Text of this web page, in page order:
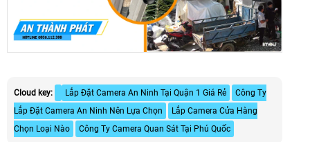
Cloud key: Lắp Đặt Camera An Ninh Tại Quận 1 Giá Rẻ
Công Ty
Lắp Đặt Camera An Ninh Nên Lựa Chọn
Lắp Camera Cửa Hàng
Chọn Loại Nào
Công Ty Camera Quan Sát Tại Phú Quốc